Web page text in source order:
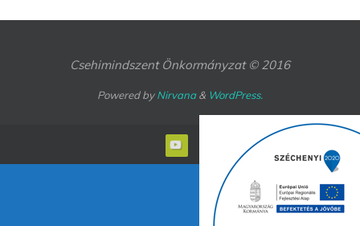
Csehimindszent Önkormányzat © 2016
Powered byNirvana& WordPress.